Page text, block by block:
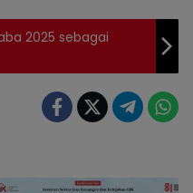
2025 sebagai